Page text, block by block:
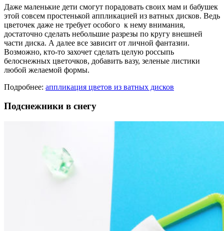
Даже маленькие дети смогут порадовать своих мам и бабушек
этой совсем простенькой аппликацией из ватных дисков. Ведь
цветочек даже не требует особого к нему внимания,
достаточно сделать небольшие разрезы по кругу внешней
части диска. А далее все зависит от личной фантазии.
Возможно, кто-то захочет сделать целую россыпь
белоснежных цветочков, добавить вазу, зеленые листики
любой желаемой формы.
Подробнее: аппликация цветов из ватных дисков
Подснежники в снегу